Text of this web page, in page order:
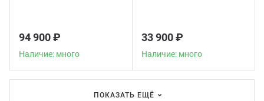
94 900 ₽
Наличие: много
33 900 ₽
Наличие: много
ПОКАЗАТЬ ЕЩЁ